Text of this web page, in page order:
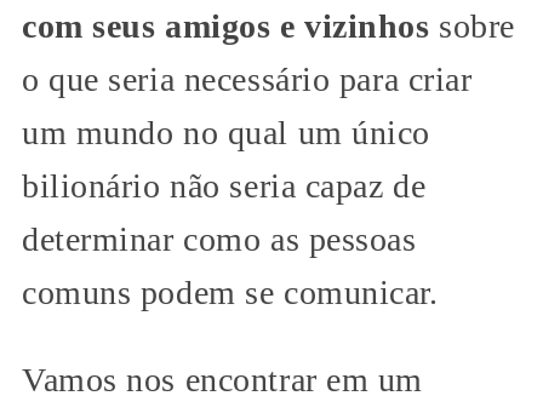
com seus amigos e vizinhos sobre
o que seria necessário para criar
um mundo no qual um único
bilionário não seria capaz de
determinar como as pessoas
comuns podem se comunicar.
Vamos nos encontrar em um